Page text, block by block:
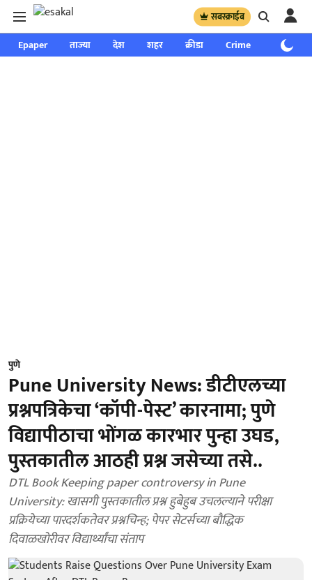
सबस्क्राईब
Epaper ताज्या देश शहर क्रीडा Crime साप्ताहिक
पुणे
Pune University News: डीटीएलच्या
प्रश्नपत्रिकेचा ‘कॉपी-पेस्ट’ कारनामा; पुणे
विद्यापीठाचा भोंगळ कारभार पुन्हा उघड,
पुस्तकातील आठही प्रश्न जसेच्या तसे..
DTL Book Keeping paper controversy in Pune
University: खासगी पुस्तकातील प्रश्न हुबेहुब उचलल्याने परीक्षा
प्रक्रियेच्या पारदर्शकतेवर प्रश्नचिन्ह; पेपर सेटर्सच्या बौद्धिक
दिवाळखोरीवर विद्यार्थ्यांचा संताप